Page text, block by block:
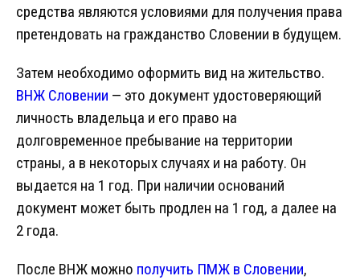
средства являются условиями для получения права
претендовать на гражданство Словении в будущем.
Затем необходимо оформить вид на жительство.
ВНЖ Словении — это документ удостоверяющий
личность владельца и его право на
долговременное пребывание на территории
страны, а в некоторых случаях и на работу. Он
выдается на 1 год. При наличии оснований
документ может быть продлен на 1 год, а далее на
2 года.
После ВНЖ можно получить ПМЖ в Словении,